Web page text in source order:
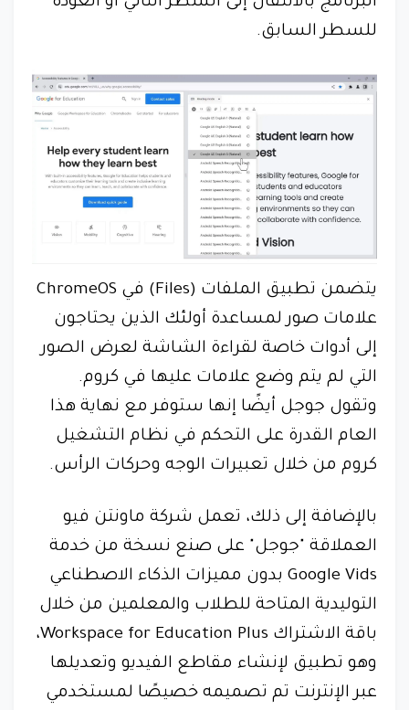
للسطر السابق.
يتضمن تطبيق الملفات (Files) في ChromeOS
علامات صور لمساعدة أولئك الذين يحتاجون
إلى أدوات خاصة لقراءة الشاشة لعرض الصور
التي لم يتم وضع علامات عليها في كروم.
وتقول جوجل أيضًا إنها ستوفر مع نهاية هذا
العام القدرة على التحكم في نظام التشغيل
كروم من خلال تعبيرات الوجه وحركات الرأس.
بالإضافة إلى ذلك، تعمل شركة ماونتن فيو
العملاقة "جوجل" على صنع نسخة من خدمة
Google Vids بدون مميزات الذكاء الاصطناعي
التوليدية المتاحة للطلاب والمعلمين من خلال
باقة الاشتراك Workspace for Education Plus،
وهو تطبيق لإنشاء مقاطع الفيديو وتعديلها
عبر الإنترنت تم تصميمه خصيصًا لمستخدمي